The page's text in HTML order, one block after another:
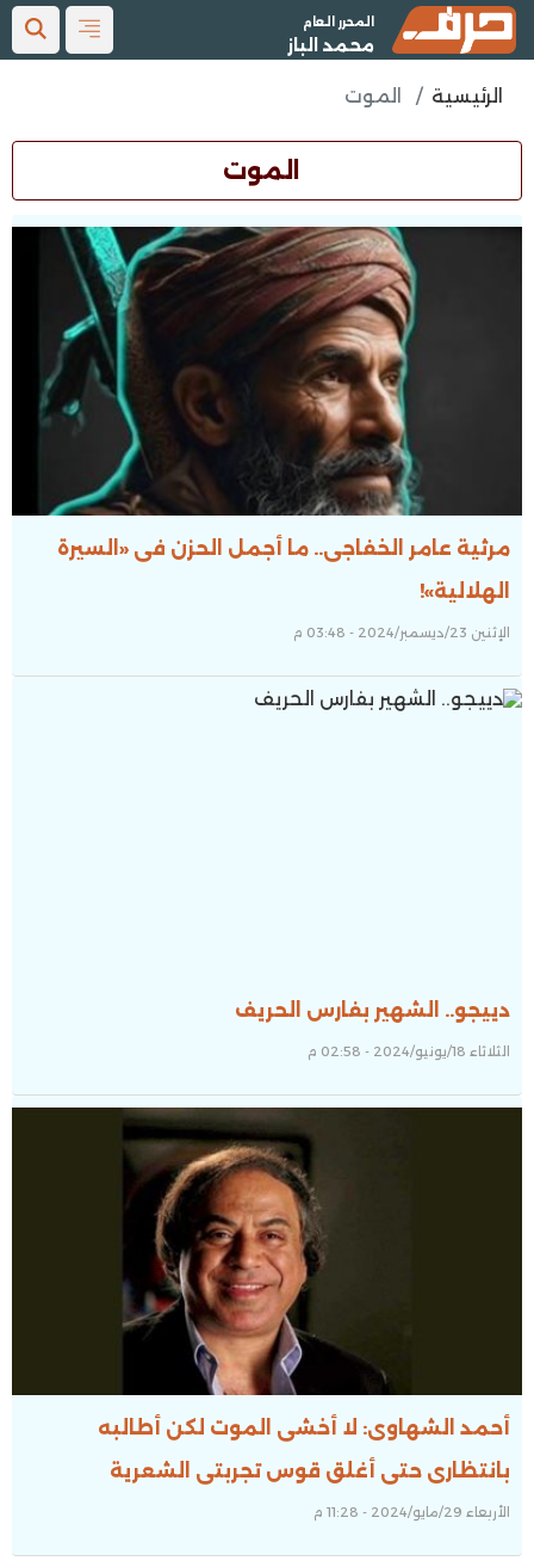
المحرر العام
محمد الباز
الرئيسية الموت
الموت
مرثية عامر الخفاجى.. ما أجمل الحزن فى «السيرة
الهلالية»!
الإثنين 23/ديسمبر/2024 - 03:48 م
دييجو.. الشهير بفارس الحريف
الثلاثاء 18/يونيو/2024 - 02:58 م
أحمد الشهاوى: لا أخشى الموت لكن أطالبه
بانتظارى حتى أغلق قوس تجربتى الشعرية
الأربعاء 29/مايو/2024 - 11:28 م